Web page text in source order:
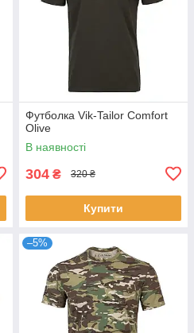
Футболка Vik-Tailor Comfort
Olive
В наявності
304 ₴ 320 ₴
Купити
–5%